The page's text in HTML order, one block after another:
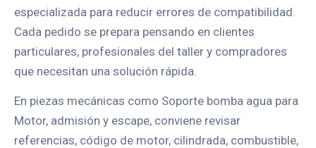
especializada para reducir errores de compatibilidad.
Cada pedido se prepara pensando en clientes
particulares, profesionales del taller y compradores
que necesitan una solución rápida.
En piezas mecánicas como Soporte bomba agua para
Motor, admisión y escape, conviene revisar
referencias, código de motor, cilindrada, combustible,